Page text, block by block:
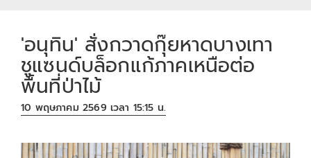
'อนุทิน' สั่งกวาดกุ๊ยหาดบางเทา
ชูแซนด์บล็อกแก้ภาคเหนือต่อ
พื้นที่ป่าไม้
10 พฤษภาคม 2569 เวลา 15:15 น.